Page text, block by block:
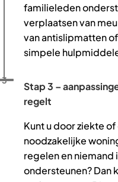
familieleden
verplaatsen van
van antislipmatten
simpele
Stap 3 –
regelt
Status: Actief
Opvolgingsnummer:
3
Kunt u door ziekte
noodzakelijke
regelen en niemand
ondersteunen? Dan